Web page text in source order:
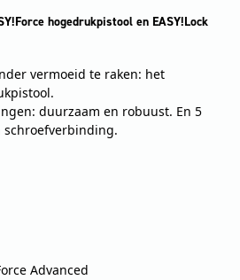
hogedrukpistool en EASY!Lock
vermoeid te raken: het
duurzaam en robuust. En 5
schroefverbinding.
Advanced